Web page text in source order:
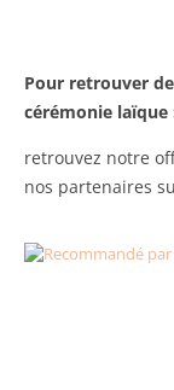
Pour retrouver
cérémonie laïque
retrouvez notre
nos partenaires